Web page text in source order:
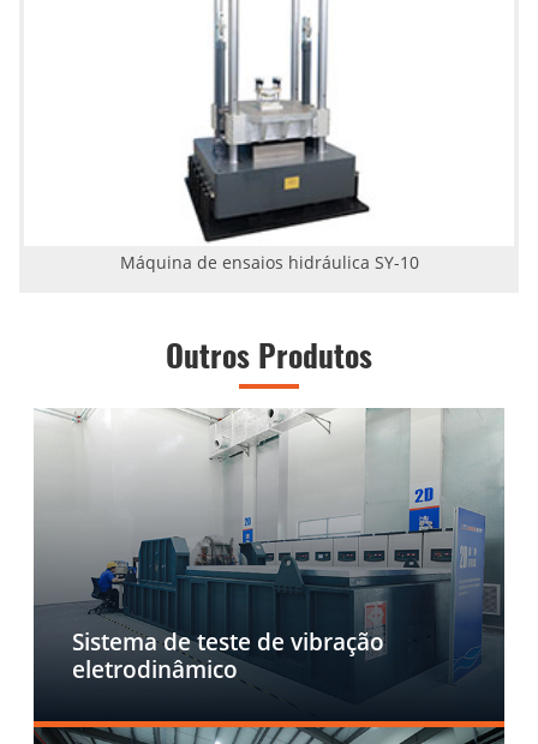
Máquina de ensaios hidráulica SY-10
Outros Produtos
Sistema de teste de vibração
eletrodinâmico